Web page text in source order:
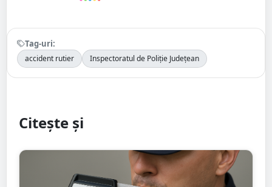
Tag-uri:
accident rutier Inspectoratul de Poliție Județean
Citește și